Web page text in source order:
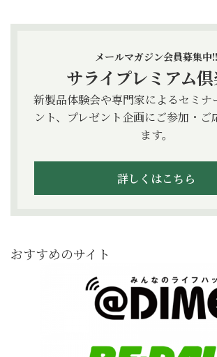
メールマガジン会員募集中!!
サライプレミアム
新製品体験会や専門家によるセミナ
ント、プレゼント企画にご参加・ご
ます。
詳しくはこちら
おすすめのサイト